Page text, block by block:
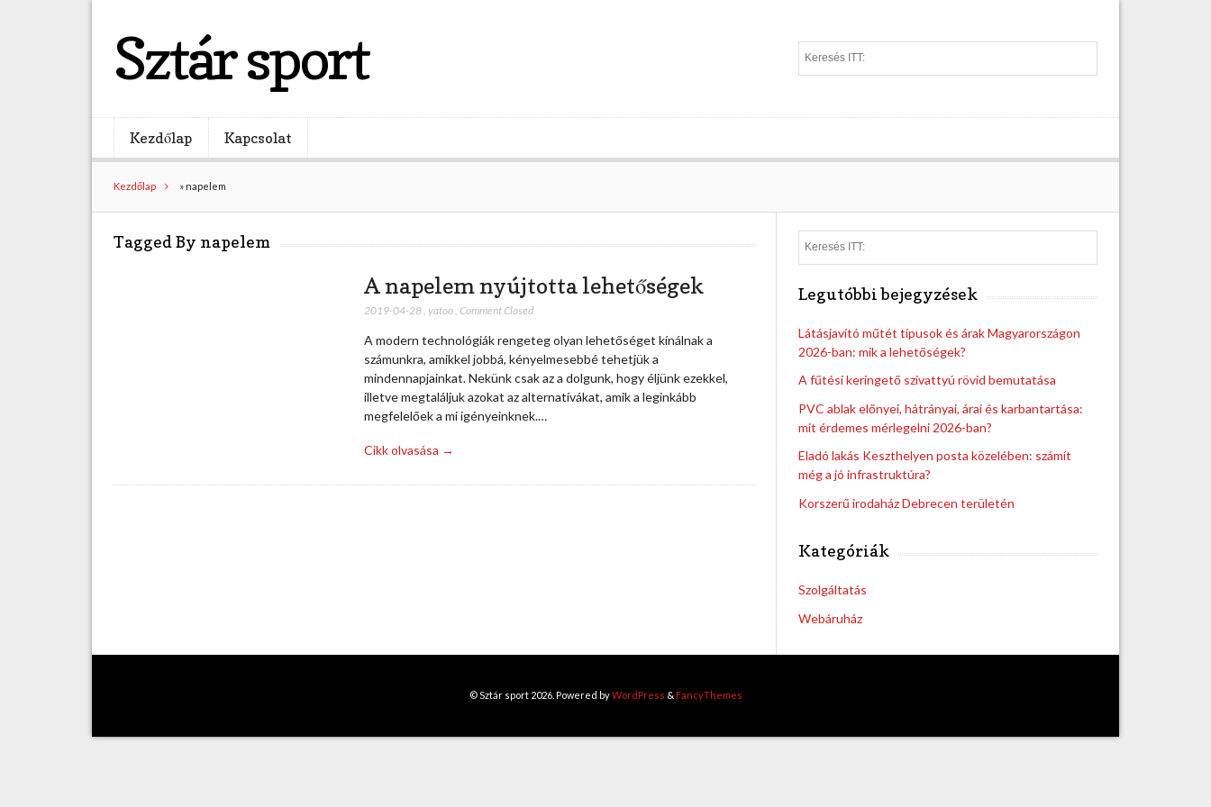
Sztár sport
e
c
Kezdőlap Kapcsolat
Kezdőlap » napelem
Tagged By napelem
A napelem nyújtotta lehetőségek
2019-04-28, yatoo, Comment Closed
A modern technológiák rengeteg olyan lehetőséget kínálnak a
számunkra, amikkel jobbá, kényelmesebbé tehetjük a
mindennapjainkat. Nekünk csak az a dolgunk, hogy éljünk ezekkel,
illetve megtaláljuk azokat az alternatívákat, amik a leginkább
megfelelőek a mi igényeinknek.…
Cikk olvasása →
e
Legutóbbi bejegyzések
Látásjavító műtét típusok és árak Magyarországon
2026-ban: mik a lehetőségek?
A fűtési keringető szivattyú rövid bemutatása
PVC ablak előnyei, hátrányai, árai és karbantartása:
mit érdemes mérlegelni 2026-ban?
Eladó lakás Keszthelyen posta közelében: számít
még a jó infrastruktúra?
Korszerű irodaház Debrecen területén
Kategóriák
Szolgáltatás
Webáruház
© Sztár sport 2026. Powered byWordPress & FancyThemes